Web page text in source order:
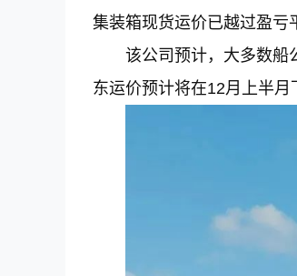
集装箱现货运价已越过盈亏
该公司预计，大多数船
东运价预计将在12月上半月